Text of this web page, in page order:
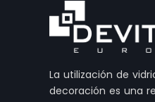
La utilización de
decoración es una